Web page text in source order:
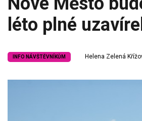
léto plné
INFO NÁVŠTĚVNÍKŮM Helena Zelená